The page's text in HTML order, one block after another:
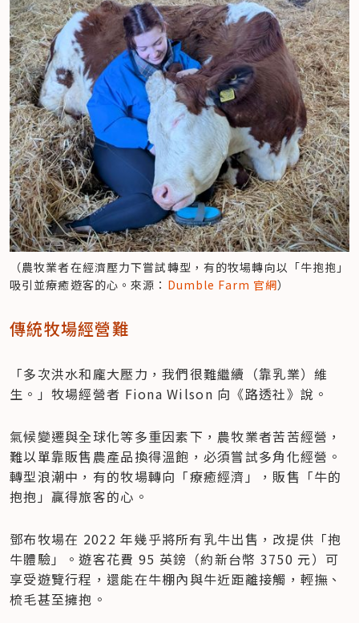
（農牧業者在經濟壓力下嘗試轉型，有的牧場轉向以「牛抱抱」
吸引並療癒遊客的心。來源： Dumble Farm 官網）
傳統牧場經營難
「多次洪水和龐大壓力，我們很難繼續（靠乳業）維
生。」牧場經營者 Fiona Wilson 向《路透社》說。
氣候變遷與全球化等多重因素下，農牧業者苦苦經營，
難以單靠販售農產品換得溫飽，必須嘗試多角化經營。
轉型浪潮中，有的牧場轉向「療癒經濟」，販售「牛的
抱抱」贏得旅客的心。
鄧布牧場在 2022 年幾乎將所有乳牛出售，改提供「抱
牛體驗」。遊客花費 95 英鎊（約新台幣 3750 元）可
享受遊覽行程，還能在牛棚內與牛近距離接觸，輕撫、
梳毛甚至擁抱。